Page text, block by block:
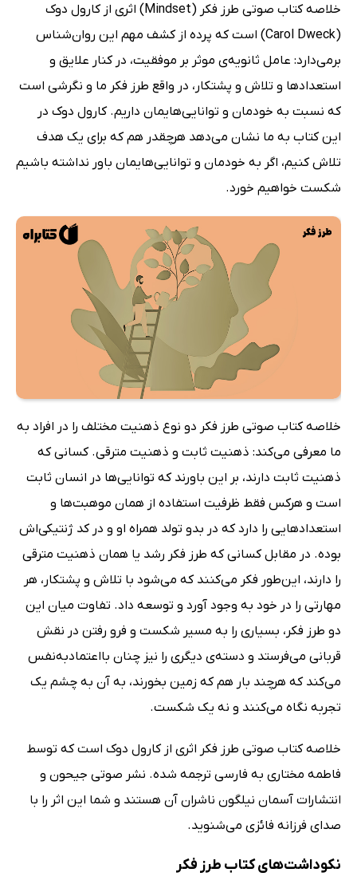
خلاصه کتاب صوتی طرز فکر (Mindset) اثری از کارول دوک
(Carol Dweck) است که پرده از کشف مهم این روان‌شناس
برمی‌دارد: عامل ثانویه‌ی موثر بر موفقیت، در کنار علایق و
استعدادها و تلاش و پشتکار، در واقع طرز فکر ما و نگرشی است
که نسبت به خودمان و توانایی‌هایمان داریم. کارول دوک در
این کتاب به ما نشان می‌دهد هرچقدر هم که برای یک هدف
تلاش کنیم، اگر به خودمان و توانایی‌هایمان باور نداشته باشیم
شکست خواهیم خورد.
خلاصه کتاب صوتی طرز فکر دو نوع ذهنیت مختلف را در افراد به
ما معرفی می‌کند: ذهنیت ثابت و ذهنیت مترقی. کسانی که
ذهنیت ثابت دارند، بر این باورند که توانایی‌ها در انسان ثابت
است و هرکس فقط ظرفیت استفاده از همان موهبت‌ها و
استعدادهایی را دارد که در بدو تولد همراه او و در کد ژنتیکی‌اش
بوده. در مقابل کسانی که طرز فکر رشد یا همان ذهنیت مترقی
را دارند، این‌طور فکر می‌کنند که می‌شود با تلاش و پشتکار، هر
مهارتی را در خود به وجود آورد و توسعه داد. تفاوت میان این
دو طرز فکر، بسیاری را به مسیر شکست و فرو رفتن در نقش
قربانی می‌فرستد و دسته‌ی دیگری را نیز چنان بااعتمادبه‌نفس
می‌کند که هرچند بار هم که زمین بخورند، به آن به چشم یک
تجربه نگاه می‌کنند و نه یک شکست.
خلاصه کتاب صوتی طرز فکر اثری از کارول دوک است که توسط
فاطمه مختاری به فارسی ترجمه شده. نشر صوتی جیحون و
انتشارات آسمان نیلگون ناشران آن هستند و شما این اثر را با
صدای فرزانه فائزی می‌شنوید.
نکوداشت‌های کتاب طرز فکر